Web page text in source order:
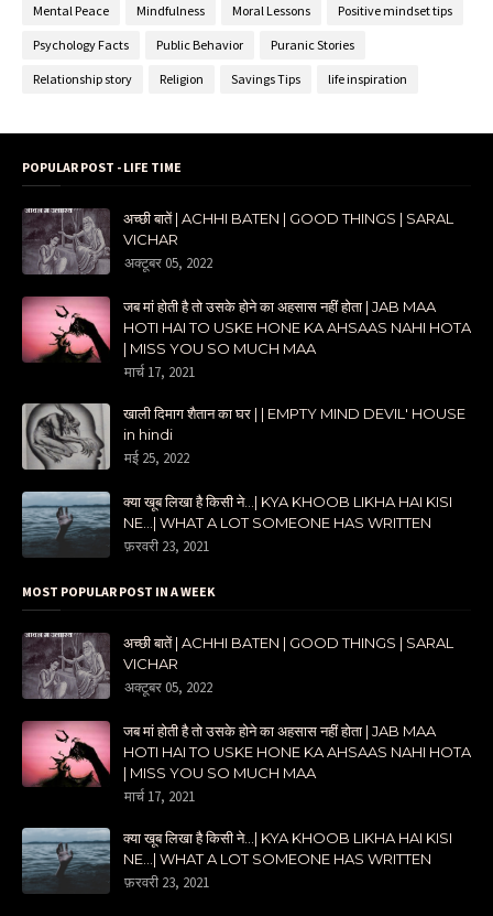
Mental Peace Mindfulness Moral Lessons Positive mindset tips
Psychology Facts Public Behavior Puranic Stories
Relationship story Religion Savings Tips life inspiration
POPULAR POST - LIFE TIME
अच्छी बातें | ACHHI BATEN | GOOD THINGS | SARAL
VICHAR
अक्टूबर 05, 2022
जब मां होती है तो उसके होने का अहसास नहीं होता | JAB MAA
HOTI HAI TO USKE HONE KA AHSAAS NAHI HOTA
| MISS YOU SO MUCH MAA
मार्च 17, 2021
खाली दिमाग शैतान का घर | | EMPTY MIND DEVIL' HOUSE
in hindi
मई 25, 2022
क्या खूब लिखा है किसी ने...| KYA KHOOB LIKHA HAI KISI
NE...| WHAT A LOT SOMEONE HAS WRITTEN
फ़रवरी 23, 2021
MOST POPULAR POST IN A WEEK
अच्छी बातें | ACHHI BATEN | GOOD THINGS | SARAL
VICHAR
अक्टूबर 05, 2022
जब मां होती है तो उसके होने का अहसास नहीं होता | JAB MAA
HOTI HAI TO USKE HONE KA AHSAAS NAHI HOTA
| MISS YOU SO MUCH MAA
मार्च 17, 2021
क्या खूब लिखा है किसी ने...| KYA KHOOB LIKHA HAI KISI
NE...| WHAT A LOT SOMEONE HAS WRITTEN
फ़रवरी 23, 2021